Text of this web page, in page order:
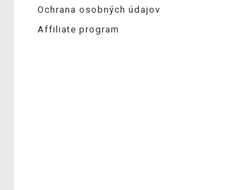
Ochrana osobných údajov
Affiliate program